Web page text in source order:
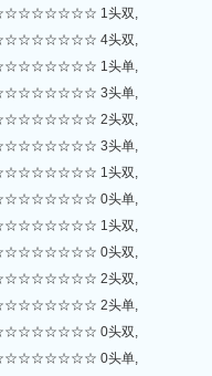
1头双,
4头双,
1头单,
3头单,
2头双,
3头单,
1头双,
0头单,
1头双,
0头双,
2头双,
2头单,
0头双,
0头单,